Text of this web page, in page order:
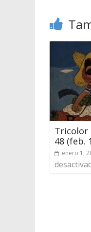
Tricolor
48 (feb.
enero 1,